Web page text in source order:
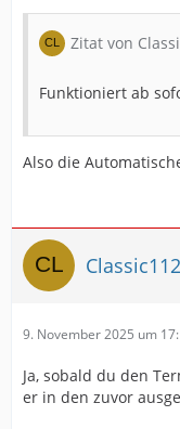
Zitat von
Funktioniert ab
Also die
Classic112
9. November 2025 um
Ja, sobald du den
er in den zuvor